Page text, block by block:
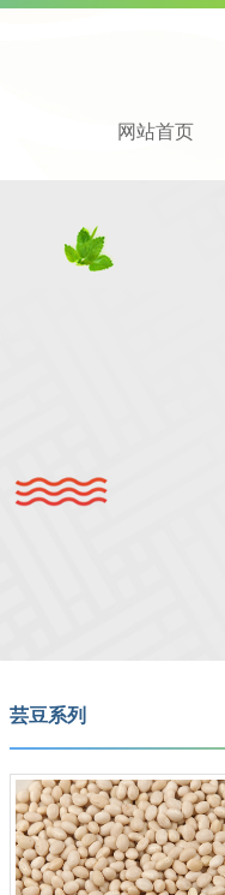
网站首页
芸豆系列